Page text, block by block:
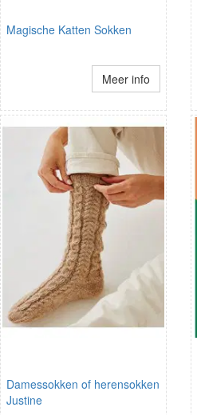
Magische Katten Sokken
Meer info
Damessokken of herensokken
Justine